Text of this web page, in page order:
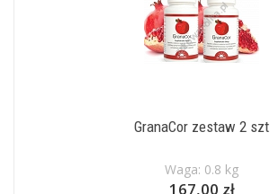
GranaCor zestaw 2 szt
Waga: 0.8 kg
167,00 zł